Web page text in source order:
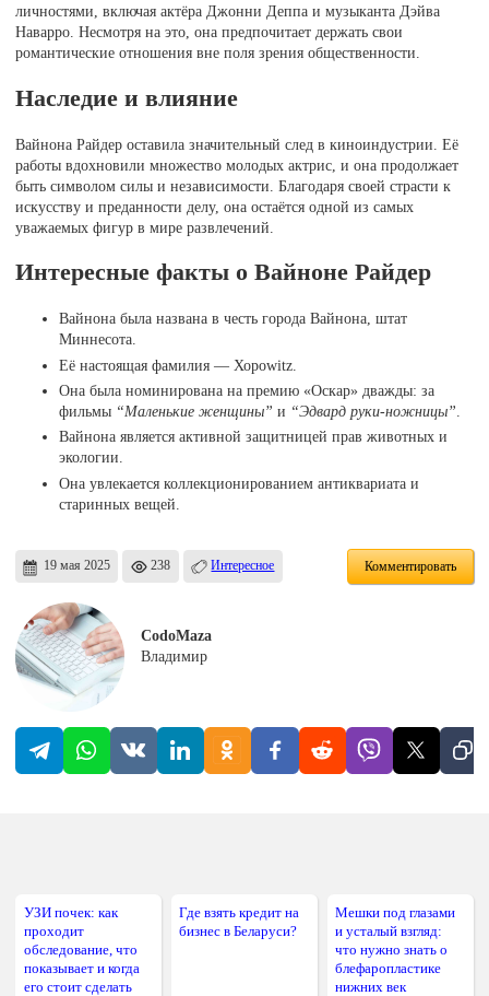
личностями, включая актёра Джонни Деппа и музыканта Дэйва
Наварро. Несмотря на это, она предпочитает держать свои
романтические отношения вне поля зрения общественности.
Наследие и влияние
Вайнона Райдер оставила значительный след в киноиндустрии. Её
работы вдохновили множество молодых актрис, и она продолжает
быть символом силы и независимости. Благодаря своей страсти к
искусству и преданности делу, она остаётся одной из самых
уважаемых фигур в мире развлечений.
Интересные факты о Вайноне Райдер
Вайнона была названа в честь города Вайнона, штат
Миннесота.
Её настоящая фамилия — Хорowitz.
Она была номинирована на премию «Оскар» дважды: за
фильмы “Маленькие женщины” и “Эдвард руки-ножницы”
Вайнона является активной защитницей прав животных и
экологии.
Она увлекается коллекционированием антиквариата и
старинных вещей.
19 мая 2025 238 Интересное Комментировать
CodoMaza
Владимир
УЗИ почек: как
проходит
обследование, что
показывает и когда
его стоит сделать
Где взять кредит на
бизнес в Беларуси?
Мешки под глазами
и усталый взгляд:
что нужно знать о
блефаропластике
нижних век